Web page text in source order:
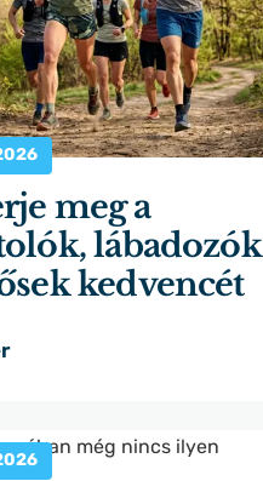
meg a
lábadozók
kedvencét